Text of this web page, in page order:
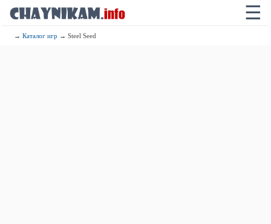
☰
→Каталог игр → Steel Seed